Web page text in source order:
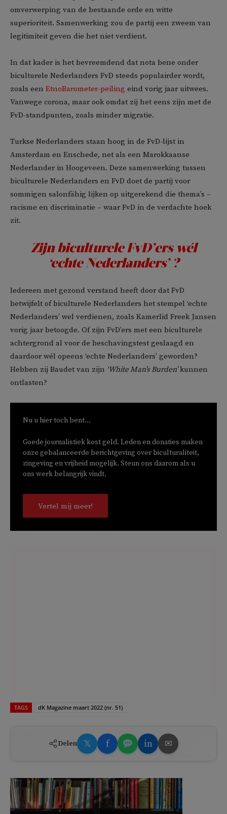
omverwerping van de bestaande orde en witte
superioriteit. Samenwerking zou de partij een zweem van
legitimiteit geven die het niet verdient.
In dat kader is het bevreemdend dat nota bene onder
biculturele Nederlanders FvD steeds populairder wordt,
zoals een EtnoBarometer-peiling eind vorig jaar uitwees.
Vanwege corona, maar ook omdat zij het eens zijn met de
FvD-standpunten, zoals minder migratie.
Turkse Nederlanders staan hoog in de FvD-lijst in
Amsterdam en Enschede, net als een Marokkaanse
Nederlander in Hoogeveen. Deze samenwerking tussen
biculturele Nederlanders en FvD doet de partij voor
sommigen salonfähig lijken op uitgerekend die thema’s –
racisme en discriminatie – waar FvD in de verdachte hoek
zit.
Zijn biculturele FvD’ers wél
‘echte Nederlanders’ ?
Iedereen met gezond verstand heeft door dat FvD
betwijfelt of biculturele Nederlanders het stempel ‘echte
Nederlanders’ wel verdienen, zoals Kamerlid Freek Jansen
vorig jaar betoogde. Of zijn FvD’ers met een biculturele
achtergrond al voor de beschavingstest geslaagd en
daardoor wél opeens ‘echte Nederlanders’ geworden?
Hebben zij Baudet van zijn ‘White Man’s Burden’kunnen
ontlasten?
Nu u hier toch bent...
Goede journalistiek kost geld. Leden en donaties maken
onze gebalanceerde berichtgeving over biculturaliteit,
zingeving en vrijheid mogelijk. Steun ons daarom als u
ons werk belangrijk vindt.
Vertel mij meer!
TAGS dK Magazine maart 2022 (nr. 51)
Delen 𝕏 f in ✉